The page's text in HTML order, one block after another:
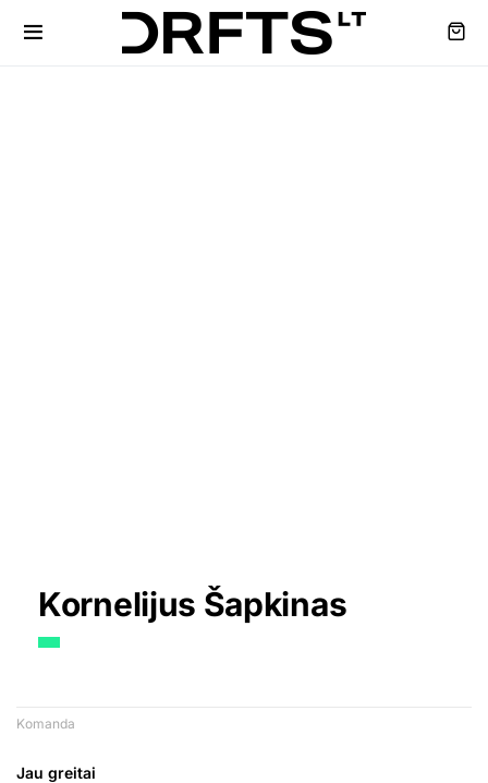
Kornelijus Šapkinas
Komanda
Jau greitai